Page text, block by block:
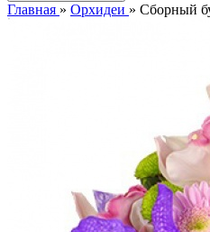
Главная » Орхидеи » Сборный